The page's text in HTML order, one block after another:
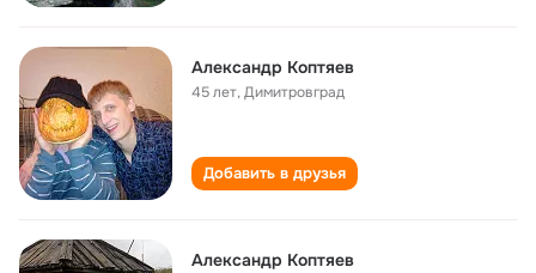
Александр Коптяев
45 лет,Димитровград
Добавить в друзья
Александр Коптяев